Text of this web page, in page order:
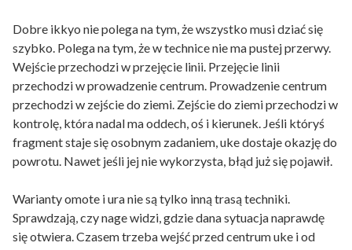
Dobre ikkyo nie polega na tym, że wszystko musi dziać się
szybko. Polega na tym, że w technice nie ma pustej przerwy.
Wejście przechodzi w przejęcie linii. Przejęcie linii
przechodzi w prowadzenie centrum. Prowadzenie centrum
przechodzi w zejście do ziemi. Zejście do ziemi przechodzi w
kontrolę, która nadal ma oddech, oś i kierunek. Jeśli któryś
fragment staje się osobnym zadaniem, uke dostaje okazję do
powrotu. Nawet jeśli jej nie wykorzysta, błąd już się pojawił.
Warianty omote i ura nie są tylko inną trasą techniki.
Sprawdzają, czy nage widzi, gdzie dana sytuacja naprawdę
się otwiera. Czasem trzeba wejść przed centrum uke i od